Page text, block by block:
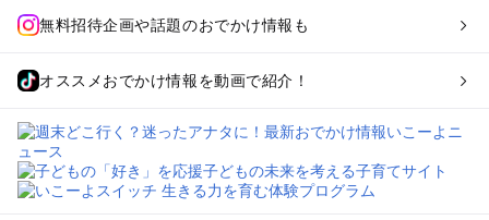
無料招待企画や話題のおでかけ情報も
オススメおでかけ情報を動画で紹介！